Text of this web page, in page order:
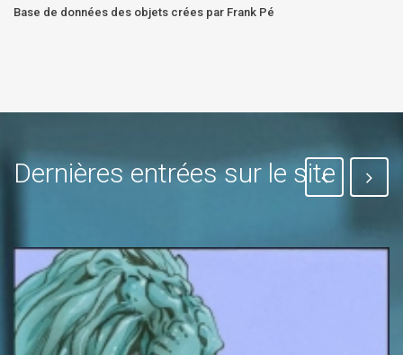
Base de données des objets crées par Frank Pé
Dernières entrées sur le site